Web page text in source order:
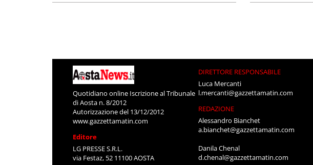
Quotidiano online Iscrizione al Tribunale
di Aosta n. 8/2012
Autorizzazione del 13/12/2012
www.gazzettamatin.com
Editore
LG PRESSE S.R.L.
via Festaz, 52 11100 AOSTA
DIRETTORE RESPONSABILE
Luca Mercanti
l.mercanti@gazzettamatin.com
REDAZIONE
Alessandro Bianchet
a.bianchet@gazzettamatin.com
Danila Chenal
d.chenal@gazzettamatin.com